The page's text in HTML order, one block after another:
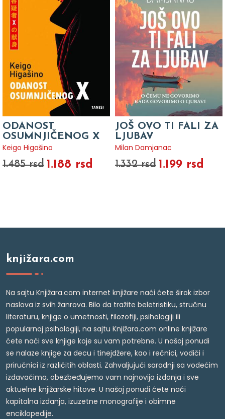
ODANOST
OSUMNJIČENOG X
Keigo Higašino
1.485 rsd 1.188 rsd
JOŠ OVO TI FALI ZA
LJUBAV
Milan Damjanac
1.332 rsd 1.199 rsd
knjižara.com
Na sajtu Knjižara.com internet knjižare naći ćete širok izbor
naslova iz svih žanrova. Bilo da tražite beletristiku, stručnu
literaturu, knjige o umetnosti, filozofiji, psihologiji ili
popularnoj psihologiji, na sajtu Knjižara.com online knjižare
ćete naći sve knjige koje su vam potrebne. U našoj ponudi
se nalaze knjige za decu i tinejdžere, kao i rečnici, vodiči i
priručnici iz različitih oblasti. Zahvaljujući saradnji sa vodećim
izdavačima, obezbeđujemo vam najnovija izdanja i sve
aktuelne knjižarske hitove. U našoj ponudi ćete naći
kapitalna izdanja, izuzetne monografije i obimne
enciklopedije.